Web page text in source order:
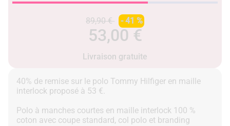
89,90 € - 41 %
53,00 €
Livraison gratuite
40% de remise sur le polo Tommy Hilfiger en maille
interlock proposé à 53 €.
Polo à manches courtes en maille interlock 100 %
coton avec coupe standard, col polo et branding